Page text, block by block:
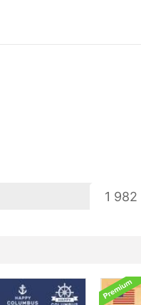
1 982